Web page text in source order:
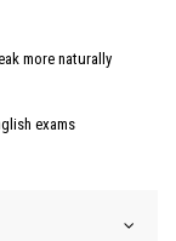
more naturally
exams